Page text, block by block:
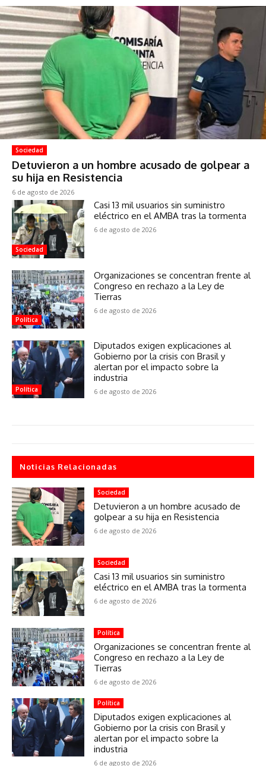
Sociedad
Detuvieron a un hombre acusado de golpear a
su hija en Resistencia
6 de agosto de 2026
Sociedad
Casi 13 mil usuarios sin suministro
eléctrico en el AMBA tras la tormenta
6 de agosto de 2026
Política
Organizaciones se concentran frente al
Congreso en rechazo a la Ley de
Tierras
6 de agosto de 2026
Política
Diputados exigen explicaciones al
Gobierno por la crisis con Brasil y
alertan por el impacto sobre la
industria
6 de agosto de 2026
Noticias Relacionadas
Sociedad
Detuvieron a un hombre acusado de
golpear a su hija en Resistencia
6 de agosto de 2026
Sociedad
Casi 13 mil usuarios sin suministro
eléctrico en el AMBA tras la tormenta
6 de agosto de 2026
Política
Organizaciones se concentran frente al
Congreso en rechazo a la Ley de
Tierras
6 de agosto de 2026
Política
Diputados exigen explicaciones al
Gobierno por la crisis con Brasil y
alertan por el impacto sobre la
industria
6 de agosto de 2026